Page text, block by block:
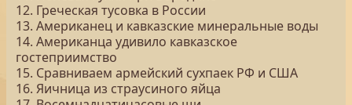
12. Греческая тусовка в России
13. Американец и кавказские минеральные воды
14. Американца удивило кавказское
гостеприимство
15. Сравниваем армейский сухпаек РФ и США
16. Яичница из страусиного яйца